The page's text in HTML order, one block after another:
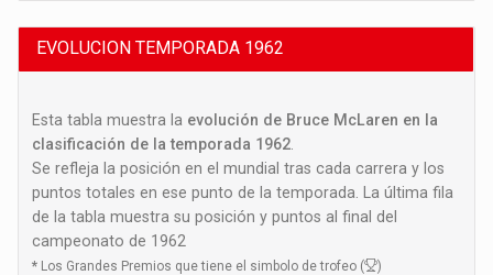
EVOLUCION TEMPORADA 1962
Esta tabla muestra la evolución de Bruce McLaren en la
clasificación de la temporada 1962
Se refleja la posición en el mundial tras cada carrera y los
puntos totales en ese punto de la temporada. La última fila
de la tabla muestra su posición y puntos al final del
campeonato de 1962
* Los Grandes Premios que tiene el simbolo de trofeo (
)